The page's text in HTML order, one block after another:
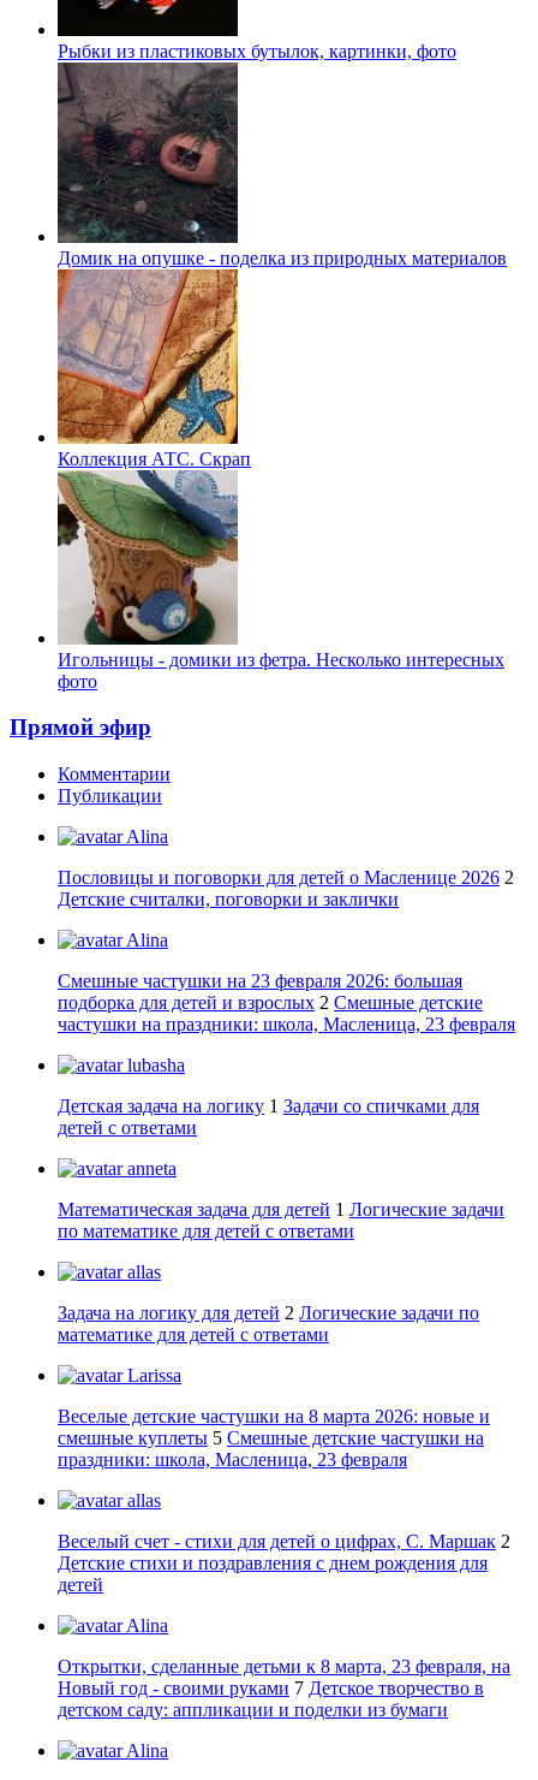
Рыбки из пластиковых бутылок, картинки, фото
Домик на опушке - поделка из природных материалов
Коллекция АТС. Скрап
Игольницы - домики из фетра. Несколько интересных
фото
Прямой эфир
Комментарии
Публикации
Alina
Пословицы и поговорки для детей о Масленице 2026 2
Детские считалки, поговорки и заклички
Alina
Смешные частушки на 23 февраля 2026: большая
подборка для детей и взрослых 2 Смешные детские
частушки на праздники: школа, Масленица, 23 февраля
lubasha
Детская задача на логику 1 Задачи со спичками для
детей с ответами
anneta
Математическая задача для детей 1 Логические задачи
по математике для детей с ответами
allas
Задача на логику для детей 2 Логические задачи по
математике для детей с ответами
Larissa
Веселые детские частушки на 8 марта 2026: новые и
смешные куплеты 5 Смешные детские частушки на
праздники: школа, Масленица, 23 февраля
allas
Веселый счет - стихи для детей о цифрах, С. Маршак 2
Детские стихи и поздравления с днем рождения для
детей
Alina
Открытки, сделанные детьми к 8 марта, 23 февраля, на
Новый год - своими руками 7 Детское творчество в
детском саду: аппликации и поделки из бумаги
Alina